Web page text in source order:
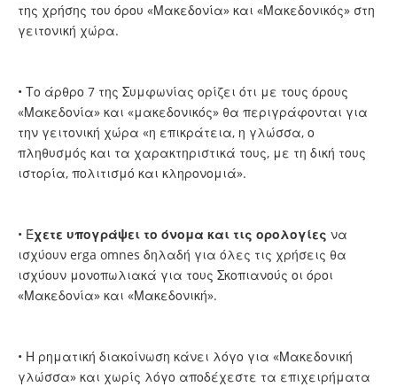
της χρήσης του όρου «Μακεδονία» και «Μακεδονικός» στη
γειτονική χώρα.
• Το άρθρο 7 της Συμφωνίας ορίζει ότι με τους όρους
«Μακεδονία» και «μακεδονικός» θα περιγράφονται για
την γειτονική χώρα «η επικράτεια, η γλώσσα, ο
πληθυσμός και τα χαρακτηριστικά τους, με τη δική τους
ιστορία, πολιτισμό και κληρονομιά».
• Έχετε υπογράψει το όνομα και τις ορολογίες να
ισχύουν erga omnes δηλαδή για όλες τις χρήσεις θα
ισχύουν μονοπωλιακά για τους Σκοπιανούς οι όροι
«Μακεδονία» και «Μακεδονική».
• Η ρηματική διακοίνωση κάνει λόγο για «Μακεδονική
γλώσσα» και χωρίς λόγο αποδέχεστε τα επιχειρήματα